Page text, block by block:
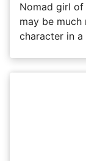
Nomad girl of
may be much
character in